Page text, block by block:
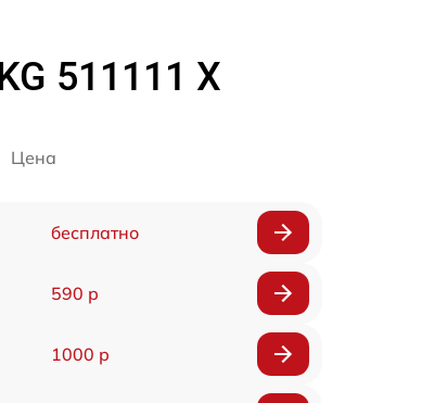
511111 X
Цена
бесплатно
590 р
1000 р